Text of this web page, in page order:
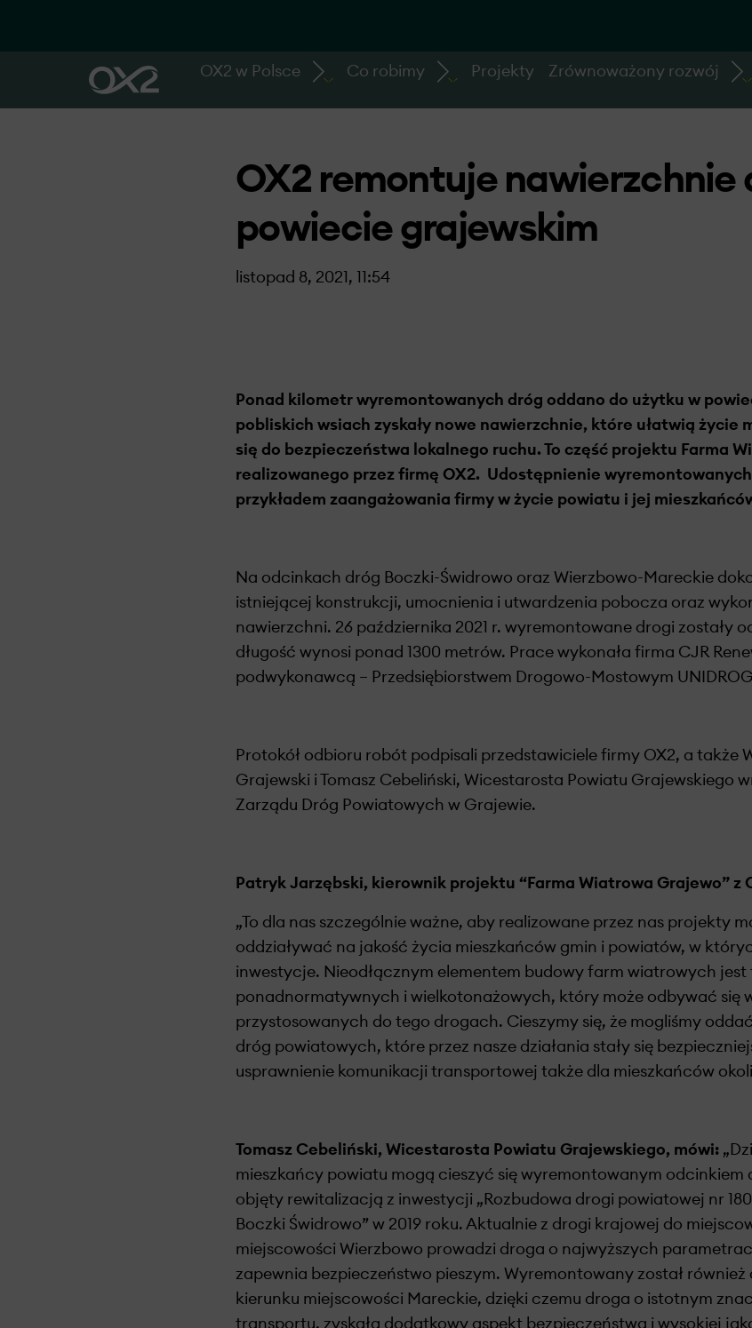
OX2 w Polsce Co robimy Projekty Zrównoważony rozwój
OX2 remontuje nawierzchnie
powiecie grajewskim
listopad 8, 2021, 11:54
Ponad kilometr wyremontowanych dróg oddano do użytku w
pobliskich wsiach zyskały nowe nawierzchnie, które ułatwią życie
się do bezpieczeństwa lokalnego ruchu. To część projektu Farma
realizowanego przez firmę OX2. Udostępnienie
przykładem zaangażowania firmy w życie powiatu i jej
Na odcinkach dróg Boczki-Świdrowo oraz Wierzbowo-Mareckie
istniejącej konstrukcji, umocnienia i utwardzenia pobocza oraz
nawierzchni. 26 października 2021 r. wyremontowane drogi zostały
długość wynosi ponad 1300 metrów. Prace wykonała firma CJR
podwykonawcą – Przedsiębiorstwem Drogowo-Mostowym
Protokół odbioru robót podpisali przedstawiciele firmy OX2, a także
Grajewski i Tomasz Cebeliński, Wicestarosta Powiatu Grajewskiego
Zarządu Dróg Powiatowych w Grajewie.
Patryk Jarzębski, kierownik projektu “Farma Wiatrowa Grajewo” z
„To dla nas szczególnie ważne, aby realizowane przez nas projekty
oddziaływać na jakość życia mieszkańców gmin i powiatów, w
inwestycje. Nieodłącznym elementem budowy farm wiatrowych
ponadnormatywnych i wielkotonażowych, który może odbywać się
przystosowanych do tego drogach. Cieszymy się, że mogliśmy
dróg powiatowych, które przez nasze działania stały się
usprawnienie komunikacji transportowej także dla mieszkańców
Tomasz Cebeliński, Wicestarosta Powiatu Grajewskiego, mówi:
mieszkańcy powiatu mogą cieszyć się wyremontowanym odcinkiem
objęty rewitalizacją z inwestycji „Rozbudowa drogi powiatowej nr
Boczki Świdrowo” w 2019 roku. Aktualnie z drogi krajowej do
miejscowości Wierzbowo prowadzi droga o najwyższych
zapewnia bezpieczeństwo pieszym. Wyremontowany został
kierunku miejscowości Mareckie, dzięki czemu droga o istotnym
transportu, zyskała dodatkowy aspekt bezpieczeństwa i wysokiej